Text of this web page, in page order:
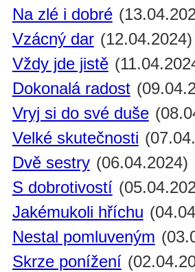
Na zlé i dobré
Vzácný dar (12.04.2024)
Vždy jde jistě
Dokonalá radost
Vryj si do své duše
Velké skutečnosti
Dvě sestry (06.04.2024)
S dobrotivostí
Jakémukoli hříchu
Nestal pomluveným
Skrze ponížení